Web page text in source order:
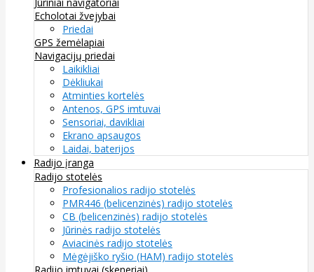
Echolotai žvejybai
Priedai
GPS žemėlapiai
Navigacijų priedai
Laikikliai
Dėkliukai
Atminties kortelės
Antenos, GPS imtuvai
Sensoriai, davikliai
Ekrano apsaugos
Laidai, baterijos
Radijo įranga
Radijo stotelės
Profesionalios radijo stotelės
PMR446 (belicenzinės) radijo stotelės
CB (belicenzinės) radijo stotelės
Jūrinės radijo stotelės
Aviacinės radijo stotelės
Mėgėjiško ryšio (HAM) radijo stotelės
Radijo imtuvai (skeneriai)